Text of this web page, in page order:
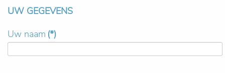
UW GEGEVENS
Uw naam (*)